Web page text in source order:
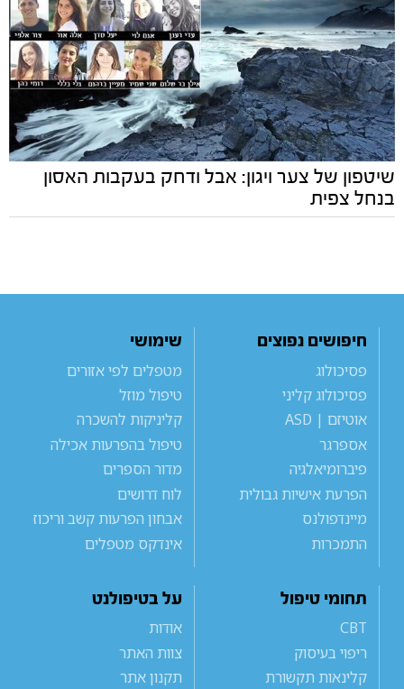
שיטפון של צער ויגון: אבל ודחק בעקבות האסון
בנחל צפית
חיפושים נפוצים
פסיכולוג
פסיכולוג קליני
אוטיזם | ASD
אספרגר
פיברומיאלגיה
הפרעת אישיות גבולית
מיינדפולנס
התמכרות
שימושי
מטפלים לפי אזורים
טיפול מוזל
קליניקות להשכרה
טיפול בהפרעות אכילה
מדור הספרים
לוח דרושים
אבחון הפרעות קשב וריכוז
אינדקס מטפלים
תחומי טיפול
CBT
ריפוי בעיסוק
קלינאות תקשורת
על בטיפולנט
אודות
צוות האתר
תקנון אתר